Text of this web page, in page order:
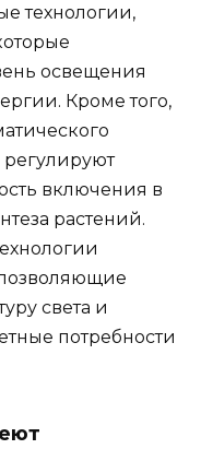
технологии,
освещения
Кроме того,
включения в
растений.
света и
потребности